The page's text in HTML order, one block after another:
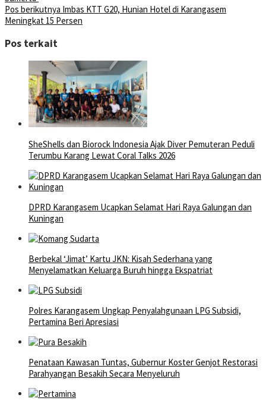
Pos berikutnya Imbas KTT G20, Hunian Hotel di Karangasem
Meningkat 15 Persen
Pos terkait
SheShells dan Biorock Indonesia Ajak Diver Pemuteran Peduli
Terumbu Karang Lewat Coral Talks 2026
DPRD Karangasem Ucapkan Selamat Hari Raya Galungan dan
Kuningan
Berbekal ‘Jimat’ Kartu JKN: Kisah Sederhana yang
Menyelamatkan Keluarga Buruh hingga Ekspatriat
Polres Karangasem Ungkap Penyalahgunaan LPG Subsidi,
Pertamina Beri Apresiasi
Penataan Kawasan Tuntas, Gubernur Koster Genjot Restorasi
Parahyangan Besakih Secara Menyeluruh